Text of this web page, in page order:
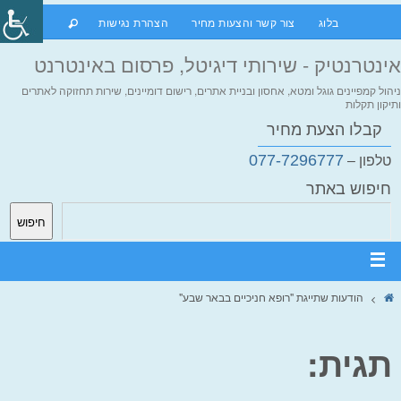
בלוג צור קשר והצעות מחיר הצהרת נגישות
אינטרנטיק - שירותי דיגיטל, פרסום באינטרנט
ניהול קמפיינים גוגל ומטא, אחסון ובניית אתרים, רישום דומיינים, שירות תחזוקה לאתרים
ותיקון תקלות
קבלו הצעת מחיר
טלפון – 077-7296777
חיפוש באתר
חיפוש
הודעות שתייגת "רופא חניכיים בבאר שבע"
תגית: